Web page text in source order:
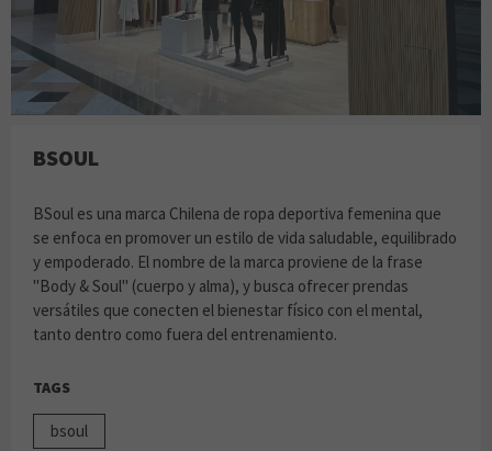
BSOUL
BSoul es una marca Chilena de ropa deportiva femenina que
se enfoca en promover un estilo de vida saludable, equilibrado
y empoderado. El nombre de la marca proviene de la frase
"Body & Soul" (cuerpo y alma), y busca ofrecer prendas
versátiles que conecten el bienestar físico con el mental,
tanto dentro como fuera del entrenamiento.
TAGS
bsoul